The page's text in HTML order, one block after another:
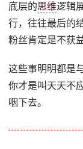
底层的思维逻辑
行，往往最后的
粉丝肯定是不获
这些事明明都是
你才是叫天天不
咽下去。